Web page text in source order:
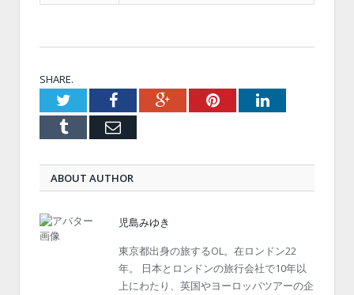
SHARE.
TwitterFacebookGoogle+PinterestLinkedIn
Tumblr Email
ABOUT AUTHOR
児島みゆき
東京都出身の旅するOL。在ロンドン22
年。 日本とロンドンの旅行会社で10年以
上にわたり、英国やヨーロッパツアーの企